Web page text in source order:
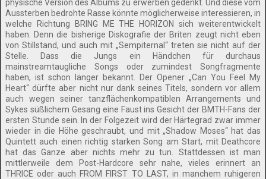
physische Version des Albums zu erwerben gedenkt. Und diese vom
Aussterben bedrohte Rasse könnte möglicherweise interessieren, in
welche Richtung BRING ME THE HORIZON sich weiterentwickelt
haben. Denn die bisherige Diskografie der Briten zeugt nicht eben
von Stillstand, und auch mit „Sempiternal“ treten sie nicht auf der
Stelle. Dass die Jungs ein Händchen für durchaus
mainstreamtaugliche Songs oder zumindest Songfragmente
haben, ist schon länger bekannt. Der Opener „Can You Feel My
Heart“ dürfte aber nicht nur dank seines Titels, sondern vor allem
auch wegen seiner tanzflächenkompatiblen Arrangements und
Sykes süßlichem Gesang eine Faust ins Gesicht der BMTH-Fans der
ersten Stunde sein. In der Folgezeit wird der Härtegrad zwar immer
wieder in die Höhe geschraubt, und mit „Shadow Moses“ hat das
Quintett auch einen richtig starken Song am Start, mit Deathcore
hat das Ganze aber nichts mehr zu tun. Stattdessen ist man
mittlerweile dem Post-Hardcore sehr nahe, vieles erinnert an
THRICE oder auch FROM FIRST TO LAST, in manchem ruhigeren